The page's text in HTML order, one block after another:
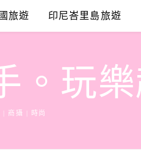
旅遊 印尼峇里島旅遊
。玩
| 商攝 | 時尚